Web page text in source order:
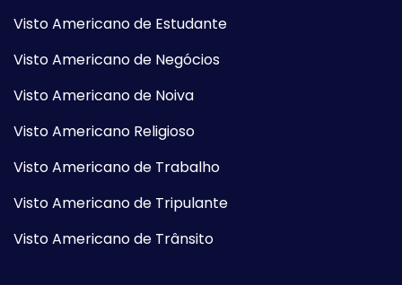
Visto Americano de Estudante
Visto Americano de Negócios
Visto Americano de Noiva
Visto Americano Religioso
Visto Americano de Trabalho
Visto Americano de Tripulante
Visto Americano de Trânsito